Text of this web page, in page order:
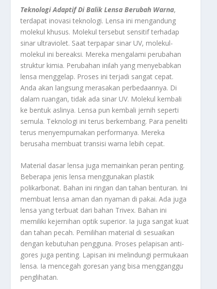
Teknologi Adaptif Di Balik Lensa Berubah Warna,
terdapat inovasi teknologi. Lensa ini mengandung
molekul khusus. Molekul tersebut sensitif terhadap
sinar ultraviolet. Saat terpapar sinar UV, molekul-
molekul ini bereaksi. Mereka mengalami perubahan
struktur kimia. Perubahan inilah yang menyebabkan
lensa menggelap. Proses ini terjadi sangat cepat.
Anda akan langsung merasakan perbedaannya. Di
dalam ruangan, tidak ada sinar UV. Molekul kembali
ke bentuk aslinya. Lensa pun kembali jernih seperti
semula. Teknologi ini terus berkembang. Para peneliti
terus menyempurnakan performanya. Mereka
berusaha membuat transisi warna lebih cepat.
Material dasar lensa juga memainkan peran penting.
Beberapa jenis lensa menggunakan plastik
polikarbonat. Bahan ini ringan dan tahan benturan. Ini
membuat lensa aman dan nyaman di pakai. Ada juga
lensa yang terbuat dari bahan Trivex. Bahan ini
memiliki kejernihan optik superior. Ia juga sangat kuat
dan tahan pecah. Pemilihan material di sesuaikan
dengan kebutuhan pengguna. Proses pelapisan anti-
gores juga penting. Lapisan ini melindungi permukaan
lensa. Ia mencegah goresan yang bisa mengganggu
penglihatan.